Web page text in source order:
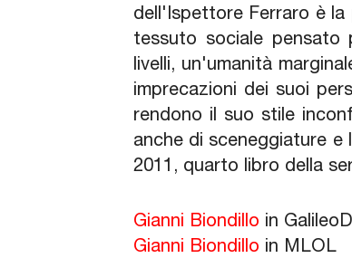
dell'Ispettore Ferraro è la
tessuto sociale pensato
livelli, un'umanità
imprecazioni dei suoi
rendono il suo stile
anche di sceneggiature e
2011, quarto libro della
Gianni Biondillo in
Gianni Biondillo in MLOL